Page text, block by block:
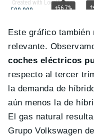
Este gráfico también
relevante.
coches eléctricos
respecto al tercer
la demanda de
aún menos la de
El gas natural
Grupo Volkswagen